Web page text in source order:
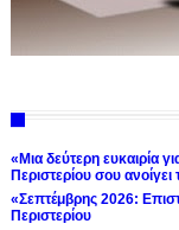
«Μια δεύτερη ευκαιρία
Περιστερίου σου
«Σεπτέμβρης 2026:
Περιστερίου